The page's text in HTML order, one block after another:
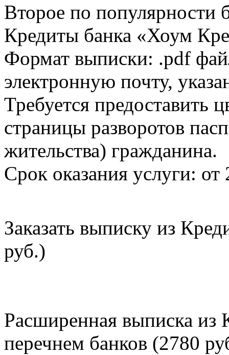
Второе по популярности
Кредиты банка «Хоум
Формат выписки: .pdf
электронную почту,
Требуется предоставить
страницы разворотов
жительства) гражданина.
Срок оказания услуги: от
Заказать выписку из
руб.)
Расширенная выписка из
перечнем банков (2780